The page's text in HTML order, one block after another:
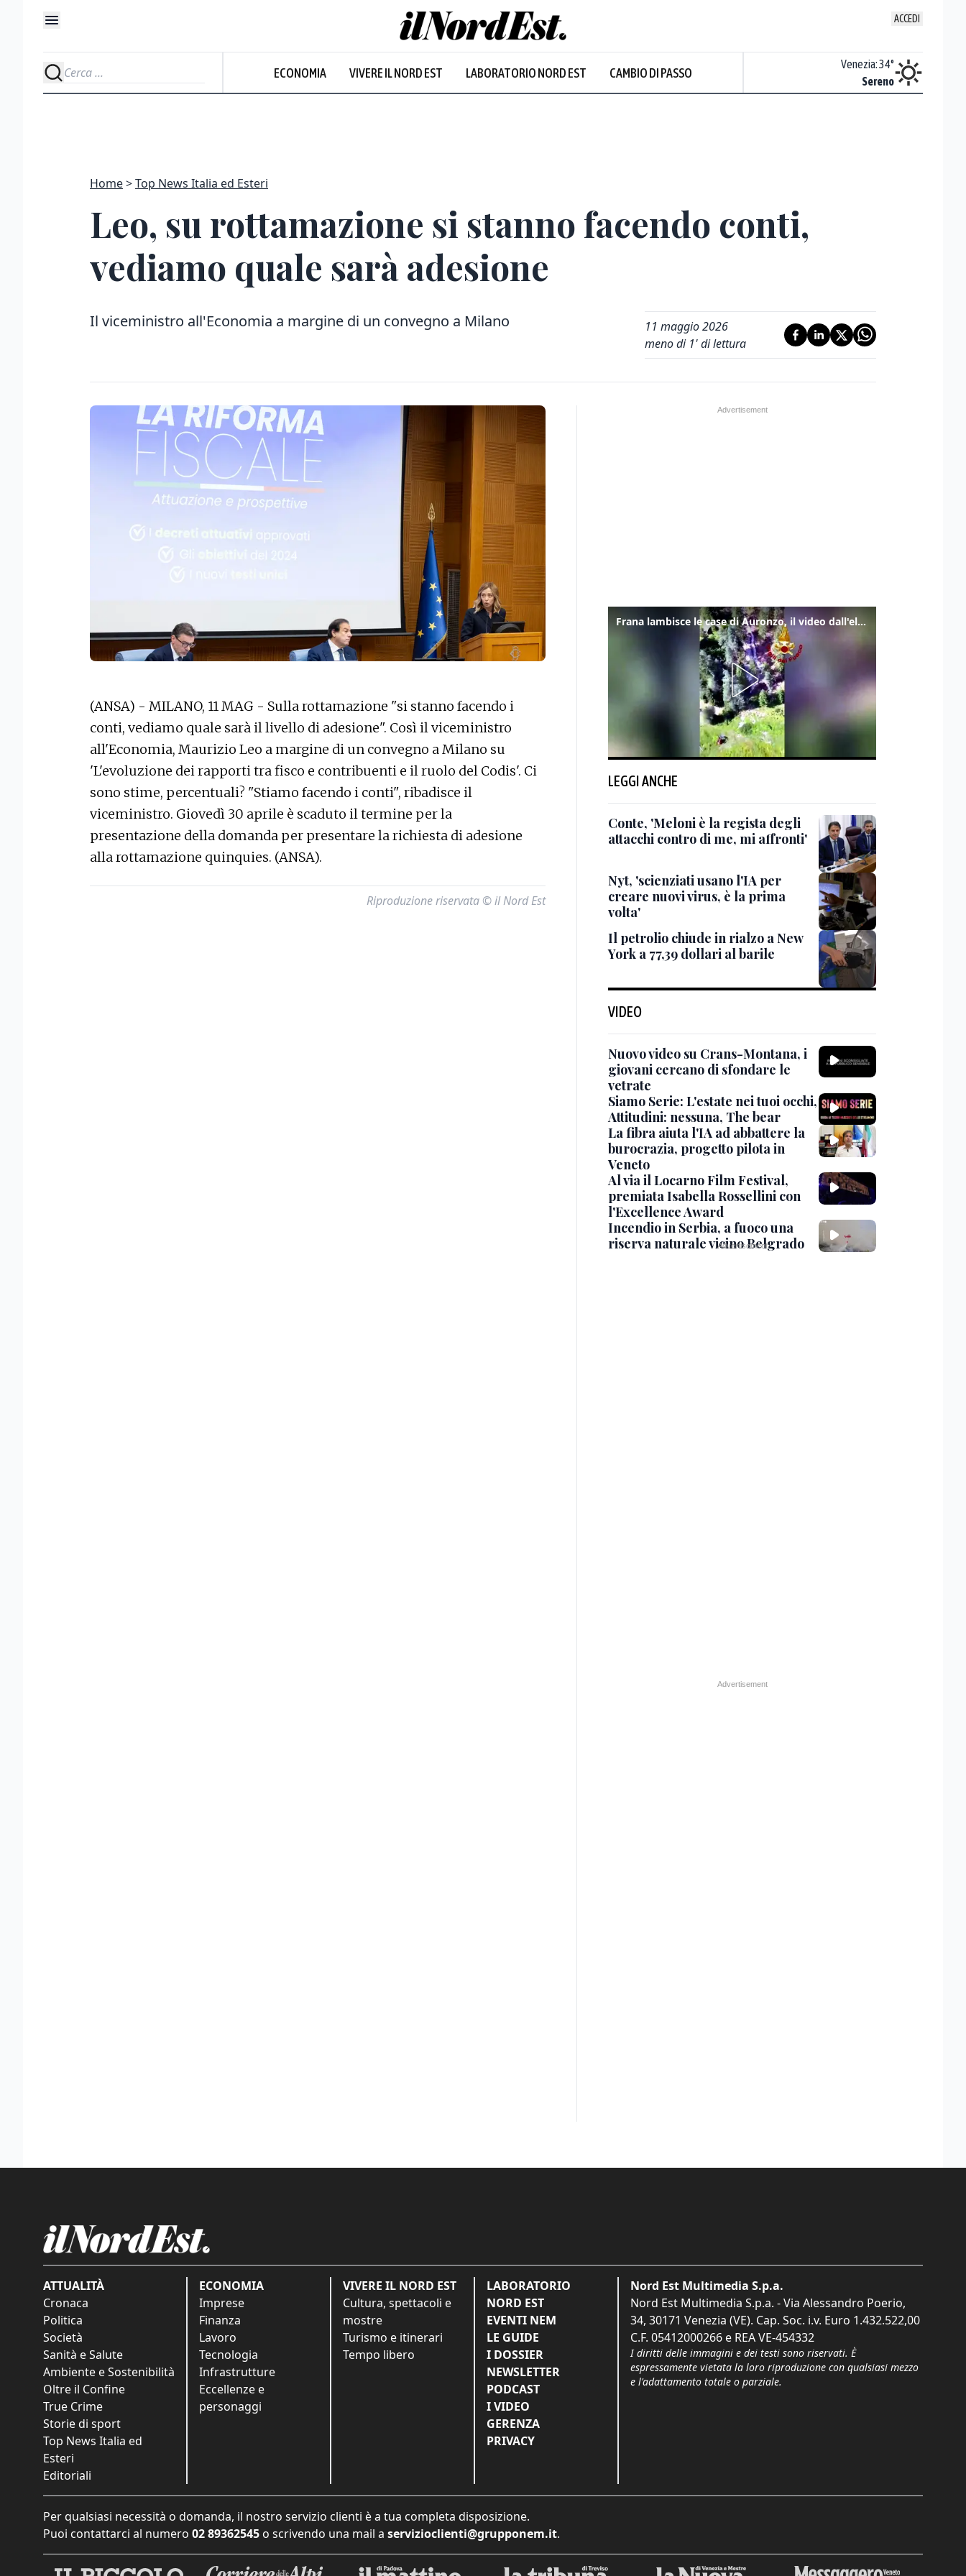
ACCEDI
ECONOMIA VIVERE IL NORD EST LABORATORIO NORD EST CAMBIO DI PASSO
Nuvoloso
Venezia:34°
Sereno
Home Top News Italia ed Esteri
Leo, su rottamazione si stanno facendo conti,
vediamo quale sarà adesione
Il viceministro all'Economia a margine di un convegno a Milano
11 maggio 2026
meno di 1' di lettura
(ANSA) - MILANO, 11 MAG - Sulla rottamazione "si stanno facendo i
conti, vediamo quale sarà il livello di adesione". Così il viceministro
all'Economia, Maurizio Leo a margine di un convegno a Milano su
'L'evoluzione dei rapporti tra fisco e contribuenti e il ruolo del Codis'. Ci
sono stime, percentuali? "Stiamo facendo i conti", ribadisce il
viceministro. Giovedì 30 aprile è scaduto il termine per la
presentazione della domanda per presentare la richiesta di adesione
alla rottamazione quinquies. (ANSA).
Riproduzione riservata © il Nord Est
Frana lambisce le case di Auronzo, il video dall'elicottero dei vigili del fuoco
LEGGI ANCHE
Conte, 'Meloni è la regista degli
attacchi contro di me, mi affronti'
Nyt, 'scienziati usano l'IA per
creare nuovi virus, è la prima
volta'
Il petrolio chiude in rialzo a New
York a 77,39 dollari al barile
VIDEO
Nuovo video su Crans-Montana, i
giovani cercano di sfondare le
vetrate
Siamo Serie: L'estate nei tuoi occhi,
Attitudini: nessuna, The bear
La fibra aiuta l'IA ad abbattere la
burocrazia, progetto pilota in
Veneto
Al via il Locarno Film Festival,
premiata Isabella Rossellini con
l'Excellence Award
Incendio in Serbia, a fuoco una
riserva naturale vicino Belgrado
ATTUALITÀ
Cronaca
Politica
Società
Sanità e Salute
Ambiente e Sostenibilità
Oltre il Confine
True Crime
Storie di sport
Top News Italia ed
Esteri
Editoriali
ECONOMIA
Imprese
Finanza
Lavoro
Tecnologia
Infrastrutture
Eccellenze e
personaggi
VIVERE IL NORD EST
Cultura, spettacoli e
mostre
Turismo e itinerari
Tempo libero
LABORATORIO
NORD EST
EVENTI NEM
LE GUIDE
I DOSSIER
NEWSLETTER
PODCAST
I VIDEO
GERENZA
PRIVACY
Nord Est Multimedia S.p.a.
Nord Est Multimedia S.p.a. - Via Alessandro Poerio,
34, 30171 Venezia (VE). Cap. Soc. i.v. Euro 1.432.522,00
C.F. 05412000266 e REA VE-454332
I diritti delle immagini e dei testi sono riservati. È
espressamente vietata la loro riproduzione con qualsiasi mezzo
e l'adattamento totale o parziale.
Per qualsiasi necessità o domanda, il nostro servizio clienti è a tua completa disposizione.
Puoi contattarci al numero 02 89362545 o scrivendo una mail a servizioclienti@grupponem.it.